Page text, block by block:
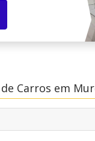
Carros em